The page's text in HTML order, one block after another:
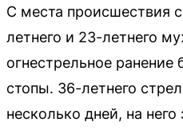
С места происшествия
летнего и 23-летнего
огнестрельное
стопы. 36-летнего
несколько дней, на